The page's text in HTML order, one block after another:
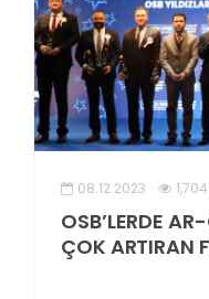
08.12.2023 1,704
OSB’LERDE
ÇOK ARTIRAN